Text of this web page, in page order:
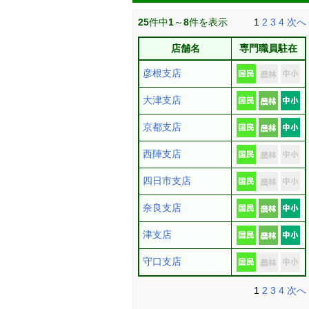
25件中1～8件を表示 1 2 3 4 次へ
店舗名 専門職員駐在
彦根支店
大津支店
京都支店
西陣支店
四日市支店
奈良支店
津支店
守口支店
1 2 3 4 次へ